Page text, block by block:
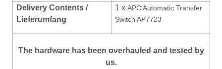
Delivery Contents /
Lieferumfang
1 xAPC Automatic Transfer
Switch AP7723
The hardware has been overhauled and tested by
us.